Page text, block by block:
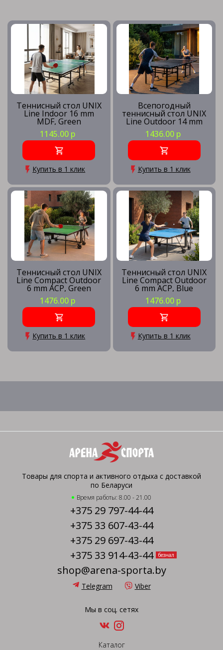
Теннисный стол UNIX
Line Indoor 16 mm
MDF, Green
1145.00 р
Купить в 1 клик
Всепогодный
теннисный стол UNIX
Line Outdoor 14 mm
SMC, Grey
1436.00 р
Купить в 1 клик
Теннисный стол UNIX
Line Compact Outdoor
6 mm ACP, Green
1476.00 р
Купить в 1 клик
Теннисный стол UNIX
Line Compact Outdoor
6 mm ACP, Blue
1476.00 р
Купить в 1 клик
Товары для спорта и активного отдыха с доставкой
по Беларуси
Время работы: 8.00 - 21.00
+375 29 797-44-44
+375 33 607-43-44
+375 29 697-43-44
+375 33 914-43-44
безнал
shop@arena-sporta.by
Telegram Viber
Мы в соц. сетях
Каталог